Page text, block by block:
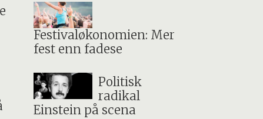
Festivaløkonomien: Mer
fest enn fadese
Politisk
radikal
Einstein på scena